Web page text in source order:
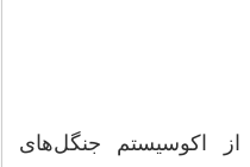
اکوسیستم جنگل‌های